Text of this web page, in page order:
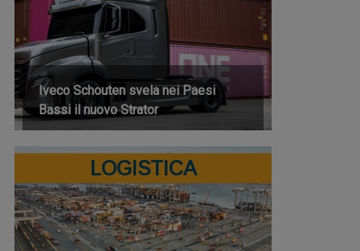
Iveco Schouten svela nei Paesi
Bassi il nuovo Strator
LOGISTICA